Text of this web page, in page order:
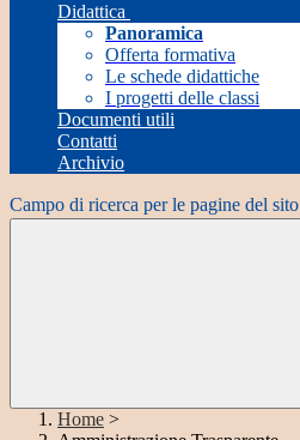
Didattica
Panoramica
Offerta formativa
Le schede didattiche
I progetti delle classi
Documenti utili
Contatti
Archivio
Campo di ricerca per le pagine del sito
Home >